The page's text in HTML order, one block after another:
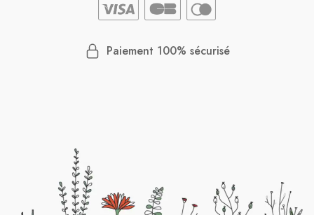
Paiement 100% sécurisé